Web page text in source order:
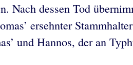
Nach dessen Tod
ersehnter
und Hannos, der an